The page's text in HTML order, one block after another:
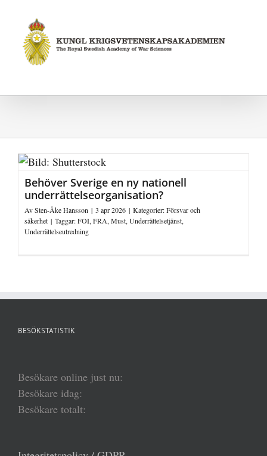
innehållet
Behöver Sverige en ny nationell
underrättelseorganisation?
AvSten-Åke Hansson | 3 apr 2026 | Kategorier:Försvar och
säkerhet | Taggar:FOI,FRA,Must,Underrättelsetjänst,
Underrättelseutredning
BESÖKSTATISTIK
Besökare online just nu:
Besökare idag:
Besökare totalt: